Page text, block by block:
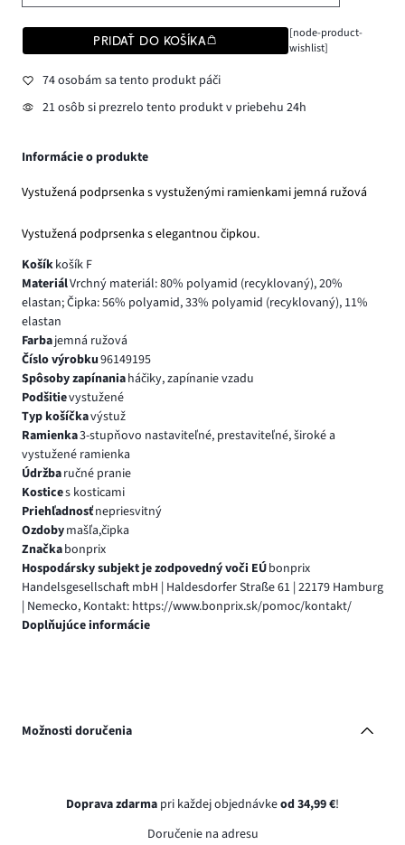
PRIDAŤ DO KOŠÍKA
[node-product-
wishlist]
74 osobám sa tento produkt páči
21 osôb si prezrelo tento produkt v priebehu 24h
Informácie o produkte
Vystužená podprsenka s vystuženými ramienkami jemná ružová
Vystužená podprsenka s elegantnou čipkou.
Košíkkošík F
MateriálVrchný materiál: 80% polyamid (recyklovaný), 20%
elastan; Čipka: 56% polyamid, 33% polyamid (recyklovaný), 11%
elastan
Farbajemná ružová
Číslo výrobku96149195
Spôsoby zapínaniaháčiky, zapínanie vzadu
Podšitievystužené
Typ košíčkavýstuž
Ramienka3-stupňovo nastaviteľné, prestaviteľné, široké a
vystužené ramienka
Údržbaručné pranie
Kostices kosticami
Priehľadnosťnepriesvitný
Ozdobymašľa,čipka
Značkabonprix
Hospodársky subjekt je zodpovedný voči EÚbonprix
Handelsgesellschaft mbH | Haldesdorfer Straße 61 | 22179 Hamburg
| Nemecko, Kontakt: https://www.bonprix.sk/pomoc/kontakt/
Doplňujúce informácie
Možnosti doručenia
Doprava zdarma pri každej objednávkeod 34,99 €!
Doručenie na adresu